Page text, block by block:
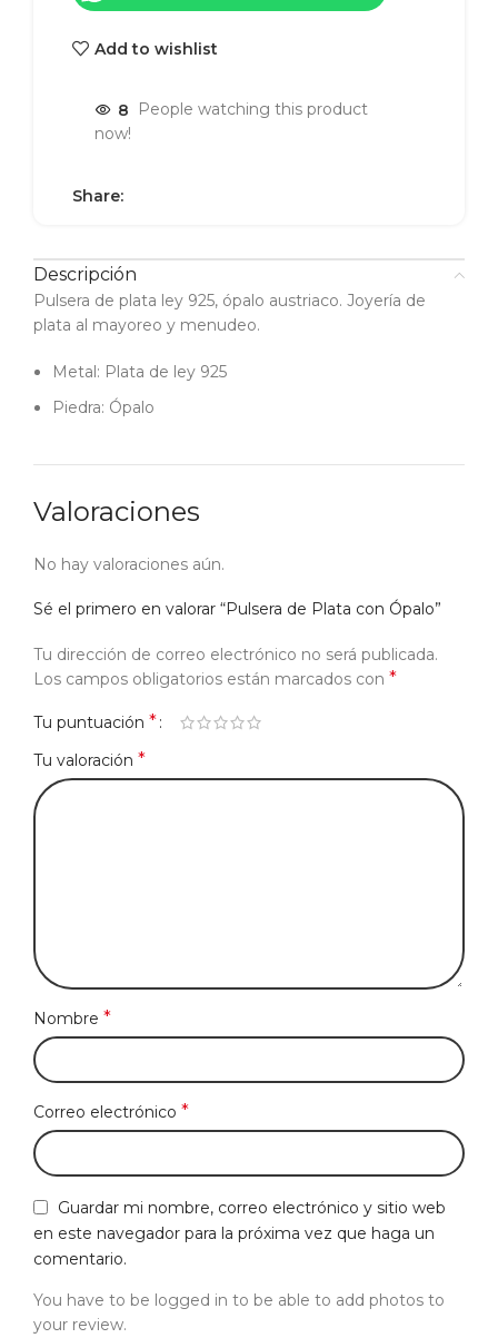
Add to wishlist
8
People watching this product
now!
Share:
Descripción
Pulsera de plata ley 925, ópalo austriaco. Joyería de
plata al mayoreo y menudeo.
Metal: Plata de ley 925
Piedra: Ópalo
Valoraciones
No hay valoraciones aún.
Sé el primero en valorar “Pulsera de Plata con Ópalo”
Tu dirección de correo electrónico no será publicada.
Los campos obligatorios están marcados con *
Tu puntuación *
Tu valoración *
Nombre *
Correo electrónico *
Guardar mi nombre, correo electrónico y sitio web
en este navegador para la próxima vez que haga un
comentario.
You have to be logged in to be able to add photos to
your review.